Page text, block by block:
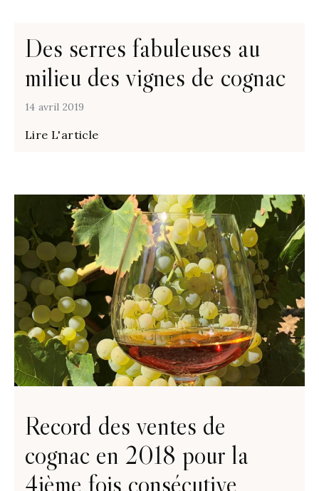
Des serres fabuleuses au
milieu des vignes de cognac
14 avril 2019
Lire L'article
Record des ventes de
cognac en 2018 pour la
4ième fois consécutive